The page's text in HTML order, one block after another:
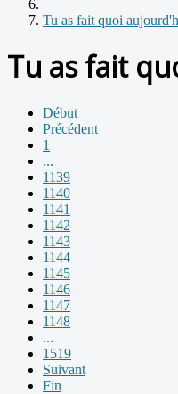
Tu as fait quoi
Tu as fait
Début
Précédent
1
...
1139
1140
1141
1142
1143
1144
1145
1146
1147
1148
...
1519
Suivant
Fin